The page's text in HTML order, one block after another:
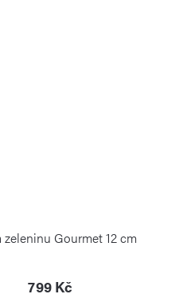
zeleninu Gourmet 12 cm
799 Kč